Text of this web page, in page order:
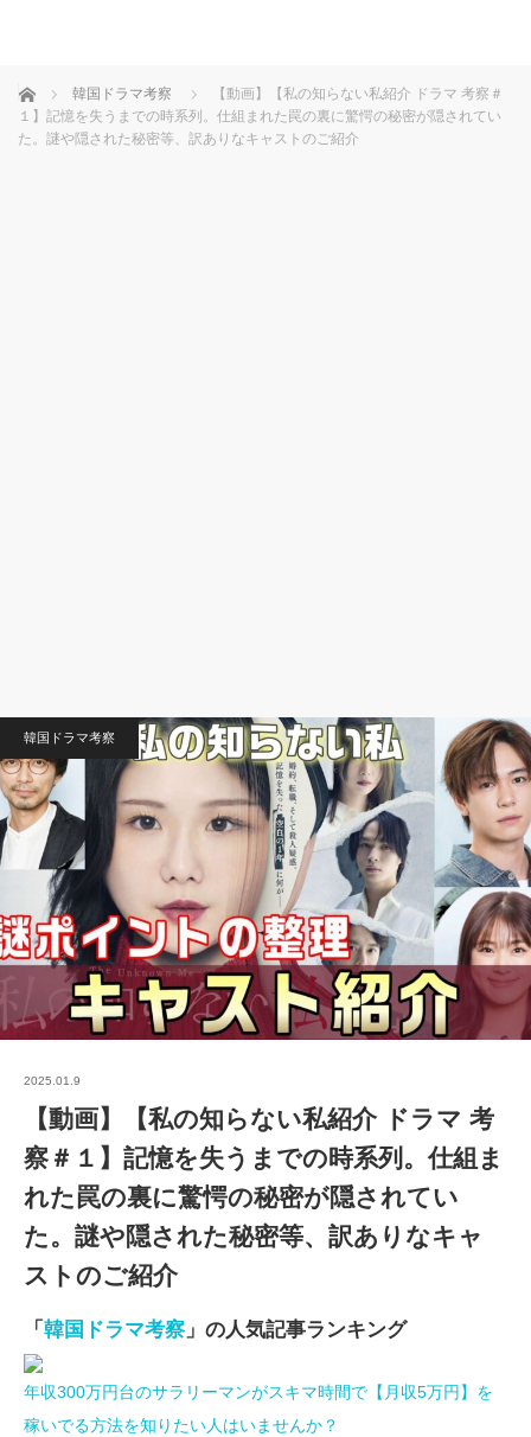
ホーム 韓国ドラマ考察
【動画】【私の知らない私紹介 ドラマ 考察＃
１】記憶を失うまでの時系列。仕組まれた罠の裏に驚愕の秘密が隠されてい
た。謎や隠された秘密等、訳ありなキャストのご紹介
韓国ドラマ考察
2025.01.9
【動画】【私の知らない私紹介 ドラマ 考
察＃１】記憶を失うまでの時系列。仕組ま
れた罠の裏に驚愕の秘密が隠されてい
た。謎や隠された秘密等、訳ありなキャ
ストのご紹介
「 韓国ドラマ考察 」の人気記事ランキング
年収300万円台のサラリーマンがスキマ時間で【月収5万円】を
稼いでる方法を知りたい人はいませんか？